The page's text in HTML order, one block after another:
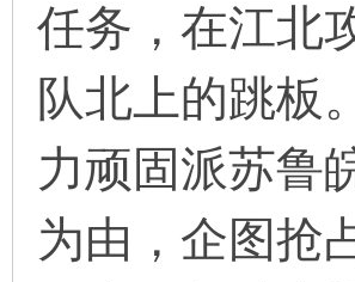
任务，在江北
队北上的跳板
力顽固派苏鲁
为由，企图抢